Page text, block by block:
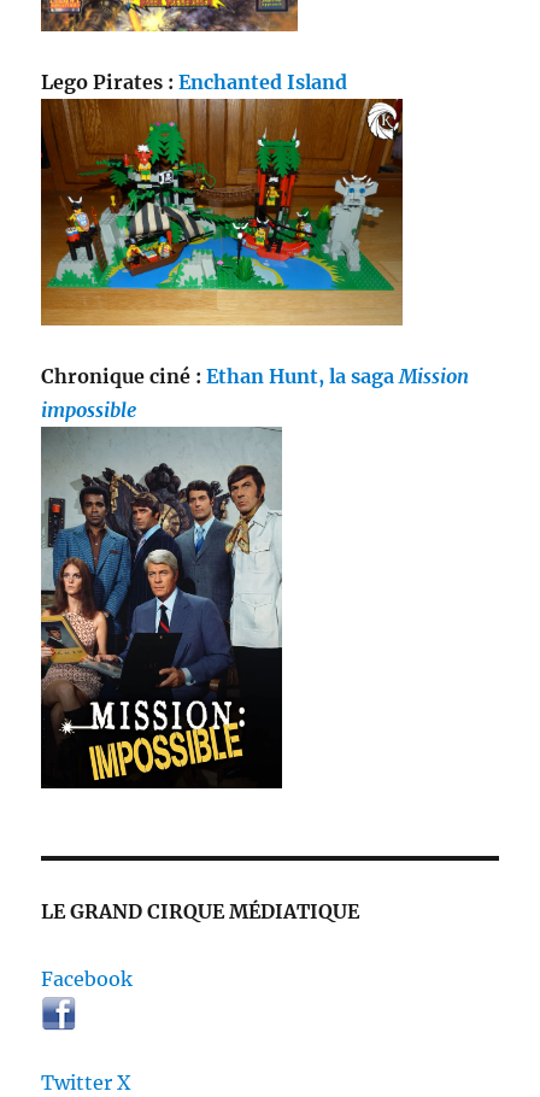
Lego Pirates :Enchanted Island
Chronique ciné :Ethan Hunt, la saga Mission
impossible
LE GRAND CIRQUE MÉDIATIQUE
Facebook
Twitter X